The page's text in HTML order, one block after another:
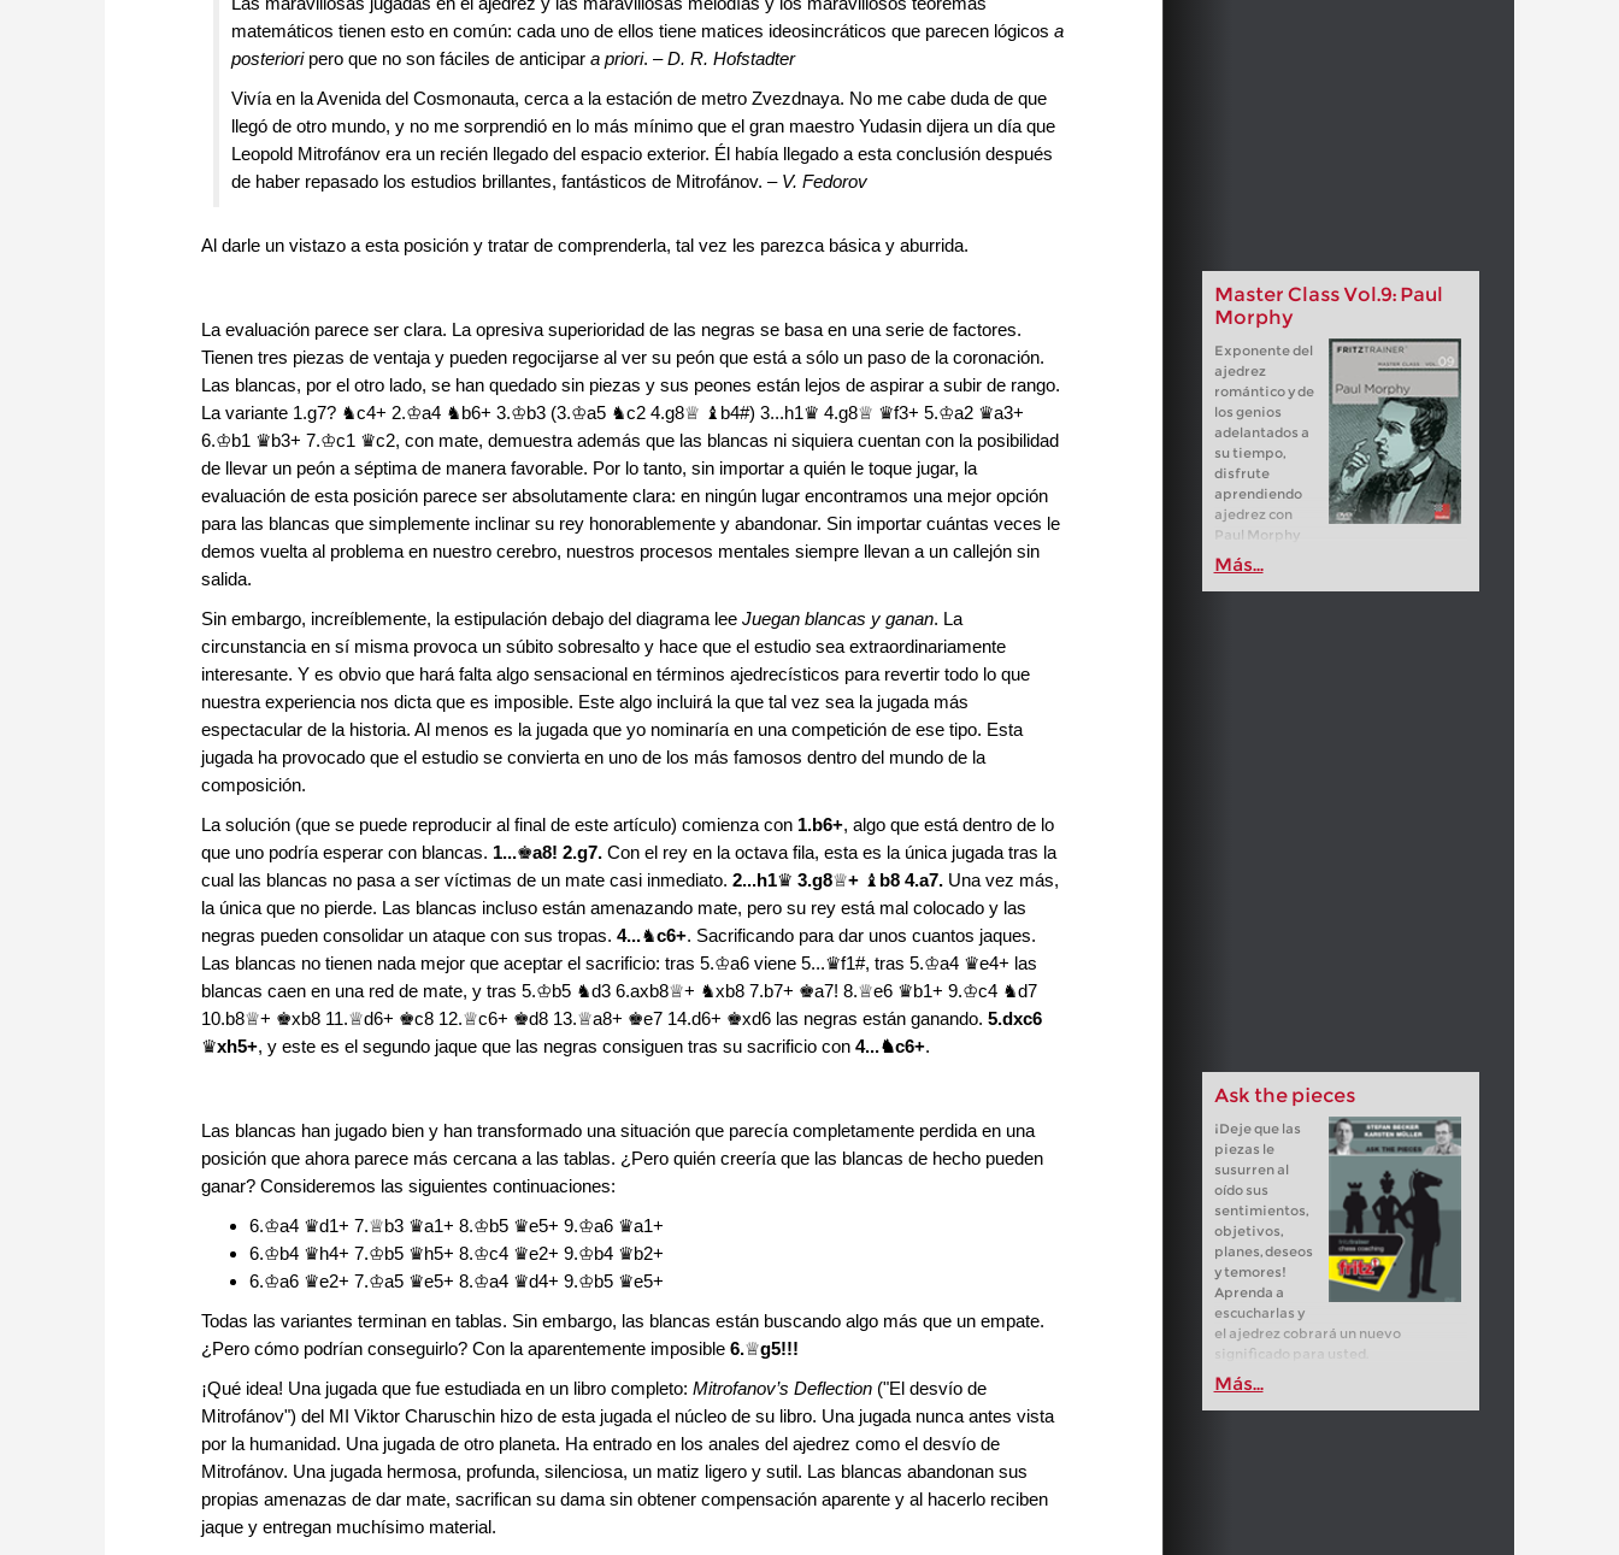
matemáticos tienen esto en común: cada uno de ellos tiene matices ideosincráticos que parecen lógicos a
posterioripero que no son fáciles de anticipar a priori. –D. R. Hofstadter
Vivía en la Avenida del Cosmonauta, cerca a la estación de metro Zvezdnaya. No me cabe duda de que
llegó de otro mundo, y no me sorprendió en lo más mínimo que el gran maestro Yudasin dijera un día que
Leopold Mitrofánov era un recién llegado del espacio exterior. Él había llegado a esta conclusión después
de haber repasado los estudios brillantes, fantásticos de Mitrofánov. – V. Fedorov
Al darle un vistazo a esta posición y tratar de comprenderla, tal vez les parezca básica y aburrida.
Master Class Vol.9: Paul
Morphy
Exponente del
ajedrez
romántico y de
los genios
adelantados a
su tiempo,
disfrute
aprendiendo
ajedrez con
Paul Morphy
Más...
La evaluación parece ser clara. La opresiva superioridad de las negras se basa en una serie de factores.
Tienen tres piezas de ventaja y pueden regocijarse al ver su peón que está a sólo un paso de la coronación.
Las blancas, por el otro lado, se han quedado sin piezas y sus peones están lejos de aspirar a subir de rango.
La variante 1.g7? ♞c4+ 2.♔a4 ♞b6+ 3.♔b3 (3.♔a5 ♞c2 4.g8♕ ♝b4#) 3...h1♛ 4.g8♕ ♛f3+ 5.♔a2 ♛a3+
6.♔b1 ♛b3+ 7.♔c1 ♛c2, con mate, demuestra además que las blancas ni siquiera cuentan con la posibilidad
de llevar un peón a séptima de manera favorable. Por lo tanto, sin importar a quién le toque jugar, la
evaluación de esta posición parece ser absolutamente clara: en ningún lugar encontramos una mejor opción
para las blancas que simplemente inclinar su rey honorablemente y abandonar. Sin importar cuántas veces le
demos vuelta al problema en nuestro cerebro, nuestros procesos mentales siempre llevan a un callejón sin
salida.
Sin embargo, increíblemente, la estipulación debajo del diagrama lee Juegan blancas y ganan. La
circunstancia en sí misma provoca un súbito sobresalto y hace que el estudio sea extraordinariamente
interesante. Y es obvio que hará falta algo sensacional en términos ajedrecísticos para revertir todo lo que
nuestra experiencia nos dicta que es imposible. Este algo incluirá la que tal vez sea la jugada más
espectacular de la historia. Al menos es la jugada que yo nominaría en una competición de ese tipo. Esta
jugada ha provocado que el estudio se convierta en uno de los más famosos dentro del mundo de la
composición.
La solución (que se puede reproducir al final de este artículo) comienza con 1.b6+, algo que está dentro de lo
que uno podría esperar con blancas. 1...♚a8! 2.g7. Con el rey en la octava fila, esta es la única jugada tras la
cual las blancas no pasa a ser víctimas de un mate casi inmediato. 2...h1♛ 3.g8♕+ ♝ b8 4.a7. Una vez más,
la única que no pierde. Las blancas incluso están amenazando mate, pero su rey está mal colocado y las
negras pueden consolidar un ataque con sus tropas. 4...♞c6+. Sacrificando para dar unos cuantos jaques.
Las blancas no tienen nada mejor que aceptar el sacrificio: tras 5.♔a6 viene 5...♛f1#, tras 5.♔a4 ♛e4+ las
blancas caen en una red de mate, y tras 5.♔b5 ♞d3 6.axb8♕+ ♞xb8 7.b7+ ♚a7! 8.♕e6 ♛b1+ 9.♔c4 ♞d7
10.b8♕+ ♚xb8 11.♕d6+ ♚c8 12.♕c6+ ♚d8 13.♕a8+ ♚e7 14.d6+ ♚xd6 las negras están ganando. 5.dxc6
♛xh5+, y este es el segundo jaque que las negras consiguen tras su sacrificio con 4...♞c6+.
Ask the pieces
¡Deje que las
piezas le
susurren al
oído sus
sentimientos,
objetivos,
planes, deseos
y temores!
Aprenda a
escucharlas y
el ajedrez cobrará un nuevo
significado para usted.
Más...
Las blancas han jugado bien y han transformado una situación que parecía completamente perdida en una
posición que ahora parece más cercana a las tablas. ¿Pero quién creería que las blancas de hecho pueden
ganar? Consideremos las siguientes continuaciones:
6.♔a4 ♛d1+ 7.♕b3 ♛a1+ 8.♔b5 ♛e5+ 9.♔a6 ♛a1+
6.♔b4 ♛h4+ 7.♔b5 ♛h5+ 8.♔c4 ♛e2+ 9.♔b4 ♛b2+
6.♔a6 ♛e2+ 7.♔a5 ♛e5+ 8.♔a4 ♛d4+ 9.♔b5 ♛e5+
Todas las variantes terminan en tablas. Sin embargo, las blancas están buscando algo más que un empate.
¿Pero cómo podrían conseguirlo? Con la aparentemente imposible 6.♕g5!!!
¡Qué idea! Una jugada que fue estudiada en un libro completo: Mitrofanov’s Deflection ("El desvío de
Mitrofánov") del MI Viktor Charuschin hizo de esta jugada el núcleo de su libro. Una jugada nunca antes vista
por la humanidad. Una jugada de otro planeta. Ha entrado en los anales del ajedrez como el desvío de
Mitrofánov. Una jugada hermosa, profunda, silenciosa, un matiz ligero y sutil. Las blancas abandonan sus
propias amenazas de dar mate, sacrifican su dama sin obtener compensación aparente y al hacerlo reciben
jaque y entregan muchísimo material.